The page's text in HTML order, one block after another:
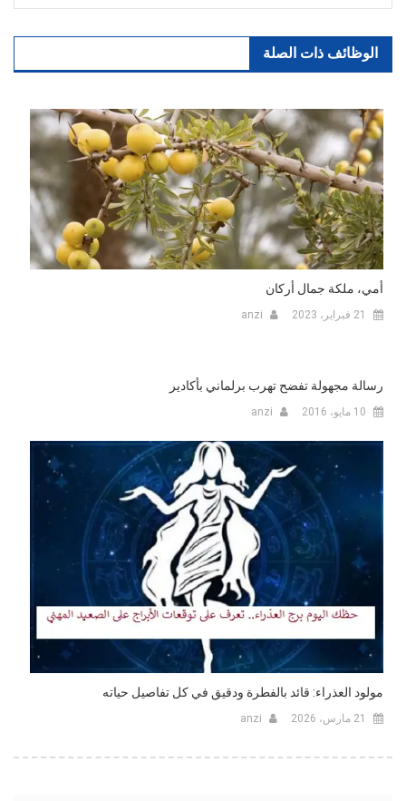
الوظائف ذات الصلة
أمي، ملكة جمال أركان
21 فبراير، 2023 anzi
رسالة مجهولة تفضح تهرب برلماني بأكادير
10 مايو، 2016 anzi
مولود العذراء: قائد بالفطرة ودقيق في كل تفاصيل حياته
21 مارس، 2026 anzi